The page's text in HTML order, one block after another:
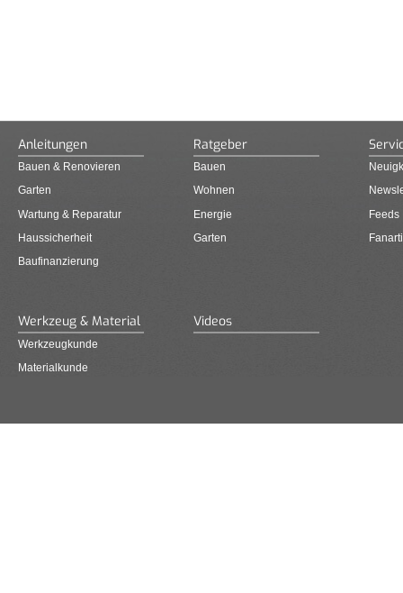
Anleitungen
Bauen & Renovieren
Garten
Wartung & Reparatur
Haussicherheit
Baufinanzierung
Ratgeber
Bauen
Wohnen
Energie
Garten
Feeds
Werkzeug & Material
Werkzeugkunde
Materialkunde
Videos